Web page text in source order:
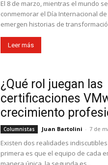
El 8 de marzo, mientras el mundo
conmemorar el Día Internacional
emergen historias de
Leer más
¿Qué rol juegan las
certificaciones
crecimiento
Columnistas Juan Bartolini - 7 de
Existen dos realidades indiscutibles
primera es que el equipo de cada